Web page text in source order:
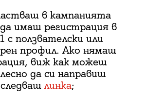
в кампанията
имаш регистрация в
ползвателски или
профил. Ако нямаш
виж как можеш
да си направиш
линка;